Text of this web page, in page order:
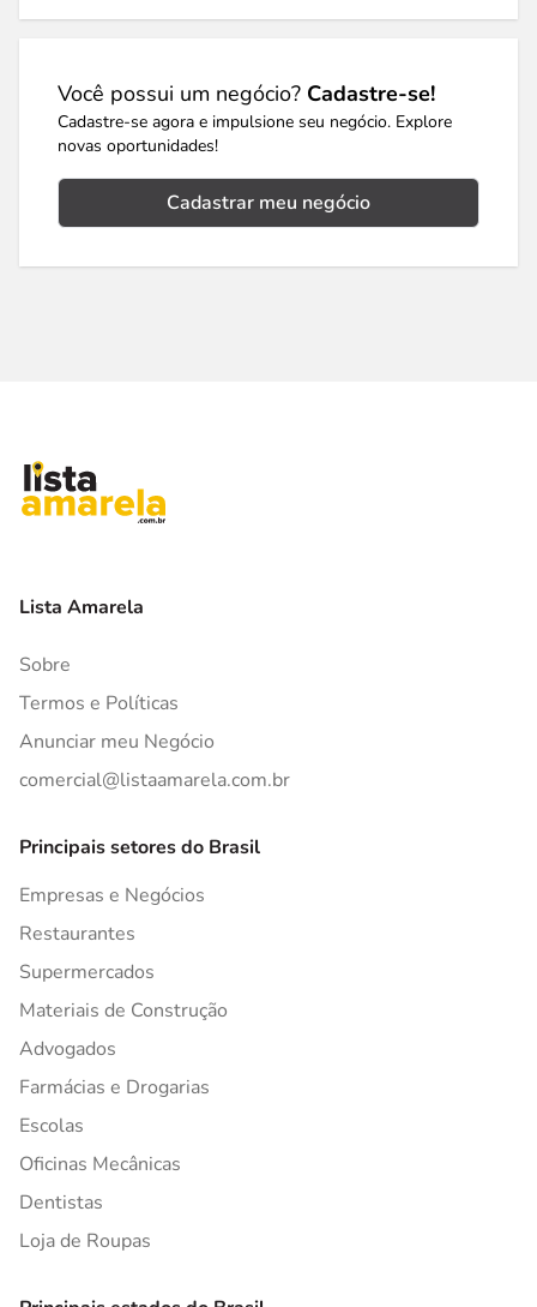
Você possui um negócio? Cadastre-se!
Cadastre-se agora e impulsione seu negócio. Explore
novas oportunidades!
Cadastrar meu negócio
Lista Amarela
Sobre
Termos e Políticas
Anunciar meu Negócio
comercial@listaamarela.com.br
Principais setores do Brasil
Empresas e Negócios
Restaurantes
Supermercados
Materiais de Construção
Advogados
Farmácias e Drogarias
Escolas
Oficinas Mecânicas
Dentistas
Loja de Roupas